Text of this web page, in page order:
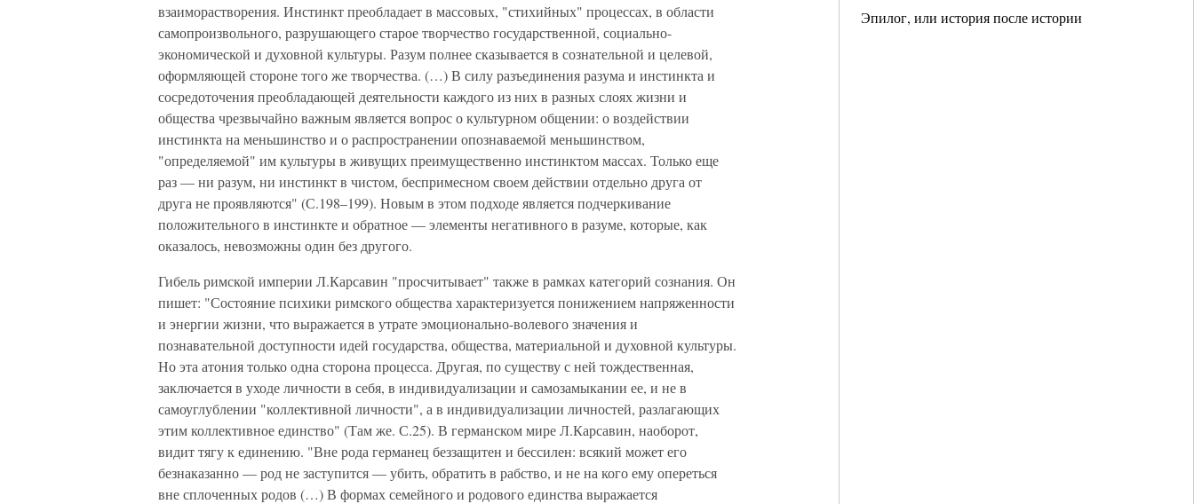
Эпилог, или история после истории
взаиморастворения. Инстинкт преобладает в массовых, "стихийных" процессах, в области
самопроизвольного, разрушающего старое творчество государственной, социально-
экономической и духовной культуры. Разум полнее сказывается в сознательной и целевой,
оформляющей стороне того же творчества. (…) В силу разъединения разума и инстинкта и
сосредоточения преобладающей деятельности каждого из них в разных слоях жизни и
общества чрезвычайно важным является вопрос о культурном общении: о воздействии
инстинкта на меньшинство и о распространении опознаваемой меньшинством,
"определяемой" им культуры в живущих преимущественно инстинктом массах. Только еще
раз — ни разум, ни инстинкт в чистом, беспримесном своем действии отдельно друга от
друга не проявляются" (С.198–199). Новым в этом подходе является подчеркивание
положительного в инстинкте и обратное — элементы негативного в разуме, которые, как
оказалось, невозможны один без другого.
Гибель римской империи Л.Карсавин "просчитывает" также в рамках категорий сознания. Он
пишет: "Состояние психики римского общества характеризуется понижением напряженности
и энергии жизни, что выражается в утрате эмоционально-волевого значения и
познавательной доступности идей государства, общества, материальной и духовной культуры.
Но эта атония только одна сторона процесса. Другая, по существу с ней тождественная,
заключается в уходе личности в себя, в индивидуализации и самозамыкании ее, и не в
самоуглублении "коллективной личности", а в индивидуализации личностей, разлагающих
этим коллективное единство" (Там же. С.25). В германском мире Л.Карсавин, наоборот,
видит тягу к единению. "Вне рода германец беззащитен и бессилен: всякий может его
безнаказанно — род не заступится — убить, обратить в рабство, и не на кого ему опереться
вне сплоченных родов (…) В формах семейного и родового единства выражается